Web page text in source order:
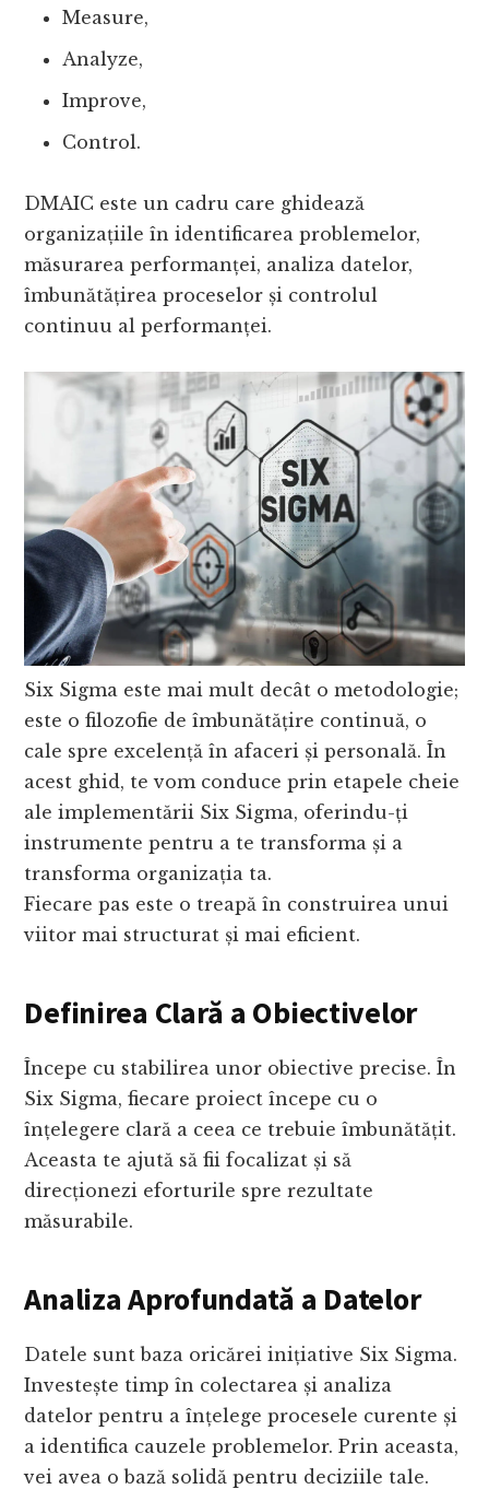
Measure,
Analyze,
Improve,
Control.
DMAIC este un cadru care ghidează
organizațiile în identificarea problemelor,
măsurarea performanței, analiza datelor,
îmbunătățirea proceselor și controlul
continuu al performanței.
Six Sigma este mai mult decât o metodologie;
este o filozofie de îmbunătățire continuă, o
cale spre excelență în afaceri și personală. În
acest ghid, te vom conduce prin etapele cheie
ale implementării Six Sigma, oferindu-ți
instrumente pentru a te transforma și a
transforma organizația ta.
Fiecare pas este o treapă în construirea unui
viitor mai structurat și mai eficient.
Definirea Clară a Obiectivelor
Începe cu stabilirea unor obiective precise. În
Six Sigma, fiecare proiect începe cu o
înțelegere clară a ceea ce trebuie îmbunătățit.
Aceasta te ajută să fii focalizat și să
direcționezi eforturile spre rezultate
măsurabile.
Analiza Aprofundată a Datelor
Datele sunt baza oricărei inițiative Six Sigma.
Investește timp în colectarea și analiza
datelor pentru a înțelege procesele curente și
a identifica cauzele problemelor. Prin aceasta,
vei avea o bază solidă pentru deciziile tale.